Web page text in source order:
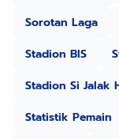
Sorotan Laga
Stadion BIS
Stadion Si Jalak
Statistik Pemain